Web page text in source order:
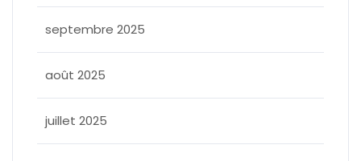
septembre 2025
août 2025
juillet 2025